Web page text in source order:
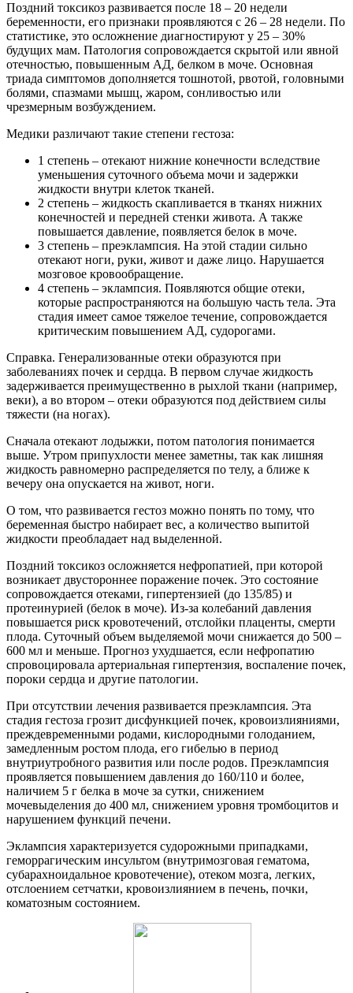
Поздний токсикоз развивается после 18 – 20 недели
беременности, его признаки проявляются с 26 – 28 недели. По
статистике, это осложнение диагностируют у 25 – 30%
будущих мам. Патология сопровождается скрытой или явной
отечностью, повышенным АД, белком в моче. Основная
триада симптомов дополняется тошнотой, рвотой, головными
болями, спазмами мышц, жаром, сонливостью или
чрезмерным возбуждением.
Медики различают такие степени гестоза:
1 степень – отекают нижние конечности вследствие
уменьшения суточного объема мочи и задержки
жидкости внутри клеток тканей.
2 степень – жидкость скапливается в тканях нижних
конечностей и передней стенки живота. А также
повышается давление, появляется белок в моче.
3 степень – преэклампсия. На этой стадии сильно
отекают ноги, руки, живот и даже лицо. Нарушается
мозговое кровообращение.
4 степень – эклампсия. Появляются общие отеки,
которые распространяются на большую часть тела. Эта
стадия имеет самое тяжелое течение, сопровождается
критическим повышением АД, судорогами.
Справка. Генерализованные отеки образуются при
заболеваниях почек и сердца. В первом случае жидкость
задерживается преимущественно в рыхлой ткани (например,
веки), а во втором – отеки образуются под действием силы
тяжести (на ногах).
Сначала отекают лодыжки, потом патология понимается
выше. Утром припухлости менее заметны, так как лишняя
жидкость равномерно распределяется по телу, а ближе к
вечеру она опускается на живот, ноги.
О том, что развивается гестоз можно понять по тому, что
беременная быстро набирает вес, а количество выпитой
жидкости преобладает над выделенной.
Поздний токсикоз осложняется нефропатией, при которой
возникает двустороннее поражение почек. Это состояние
сопровождается отеками, гипертензией (до 135/85) и
протеинурией (белок в моче). Из-за колебаний давления
повышается риск кровотечений, отслойки плаценты, смерти
плода. Суточный объем выделяемой мочи снижается до 500 –
600 мл и меньше. Прогноз ухудшается, если нефропатию
спровоцировала артериальная гипертензия, воспаление почек,
пороки сердца и другие патологии.
При отсутствии лечения развивается преэклампсия. Эта
стадия гестоза грозит дисфункцией почек, кровоизлияниями,
преждевременными родами, кислородными голоданием,
замедленным ростом плода, его гибелью в период
внутриутробного развития или после родов. Преэклампсия
проявляется повышением давления до 160/110 и более,
наличием 5 г белка в моче за сутки, снижением
мочевыделения до 400 мл, снижением уровня тромбоцитов и
нарушением функций печени.
Эклампсия характеризуется судорожными припадками,
геморрагическим инсультом (внутримозговая гематома,
субарахноидальное кровотечение), отеком мозга, легких,
отслоением сетчатки, кровоизлиянием в печень, почки,
коматозным состоянием.